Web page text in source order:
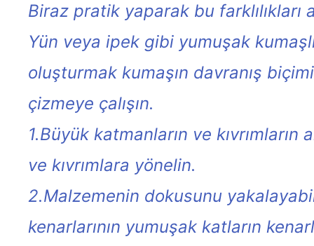
Biraz pratik yaparak bu farklılıkları
Yün veya ipek gibi yumuşak
oluşturmak kumaşın davranış
çizmeye çalışın.
1.Büyük katmanların ve
ve kıvrımlara yönelin.
2.Malzemenin dokusunu
kenarlarının yumuşak katların